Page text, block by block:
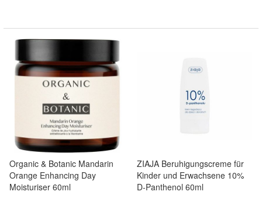
Organic & Botanic Mandarin
Orange Enhancing Day
Moisturiser 60ml
ZIAJA Beruhigungscreme für
Kinder und Erwachsene 10%
D-Panthenol 60ml